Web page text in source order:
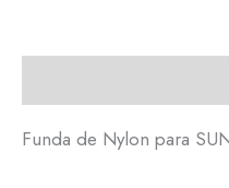
Funda de Nylon para